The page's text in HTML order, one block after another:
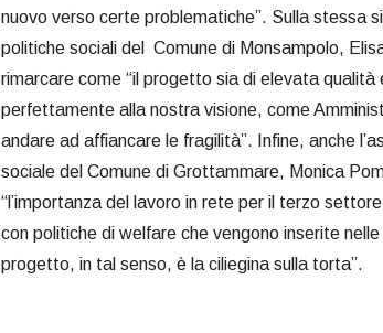
nuovo verso certe problematiche”. Sulla stessa
politiche sociali del Comune di Monsampolo,
rimarcare come “il progetto sia di elevata qualità
perfettamente alla nostra visione, come
andare ad affiancare le fragilità”. Infine, anche
sociale del Comune di Grottammare, Monica
“l’importanza del lavoro in rete per il terzo
con politiche di welfare che vengono inserite
progetto, in tal senso, è la ciliegina sulla torta”.